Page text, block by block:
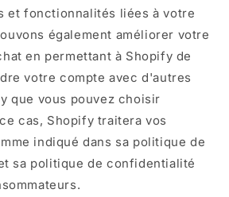
et fonctionnalités liées à votre
également améliorer votre
en permettant à Shopify de
votre compte avec d'autres
que vous pouvez choisir
cas, Shopify traitera vos
indiqué dans sa politique de
sa politique de confidentialité